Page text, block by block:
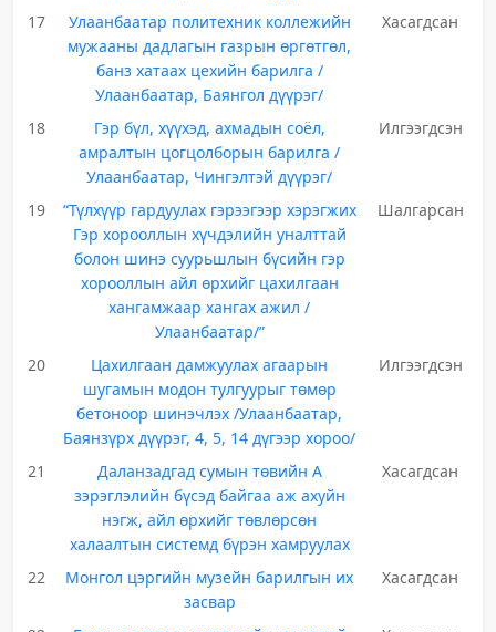
17
Улаанбаатар политехник коллежийн
мужааны дадлагын газрын өргөтгөл,
банз хатаах цехийн барилга /
Улаанбаатар, Баянгол дүүрэг/
Хасагдсан
18
Гэр бүл, хүүхэд, ахмадын соёл,
амралтын цогцолборын барилга /
Улаанбаатар, Чингэлтэй дүүрэг/
Илгээгдсэн
19
“Түлхүүр гардуулах гэрээгээр хэрэгжих
Гэр хорооллын хүчдэлийн уналттай
болон шинэ суурьшлын бүсийн гэр
хорооллын айл өрхийг цахилгаан
хангамжаар хангах ажил /
Улаанбаатар/”
Шалгарсан
20
Цахилгаан дамжуулах агаарын
шугамын модон тулгуурыг төмөр
бетоноор шинэчлэх /Улаанбаатар,
Баянзүрх дүүрэг, 4, 5, 14 дүгээр хороо/
Илгээгдсэн
21
Даланзадгад сумын төвийн А
зэрэглэлийн бүсэд байгаа аж ахуйн
нэгж, айл өрхийг төвлөрсөн
халаалтын системд бүрэн хамруулах
Хасагдсан
22
Монгол цэргийн музейн барилгын их
засвар
Хасагдсан